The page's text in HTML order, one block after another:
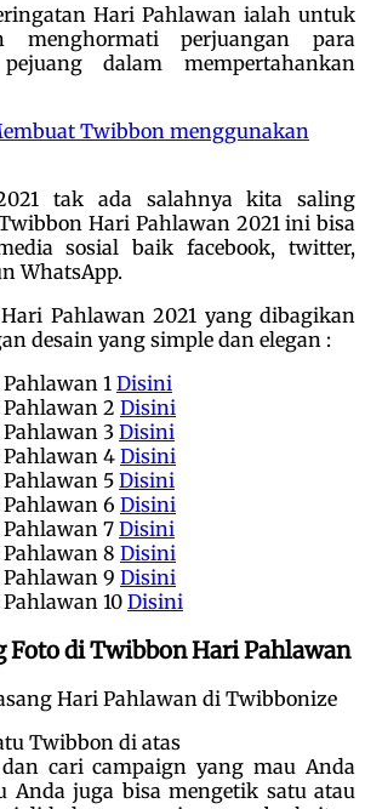
Hari Pahlawan ialah untuk
menghormati perjuangan para
dalam mempertahankan
Twibbon menggunakan
tak ada salahnya kita saling
Hari Pahlawan 2021 ini bisa
sosial baik facebook, twitter,
WhatsApp.
Pahlawan 2021 yang dibagikan
desain yang simple dan elegan :
1 Disini
2 Disini
3 Disini
4 Disini
5 Disini
6 Disini
7 Disini
8 Disini
9 Disini
10 Disini
Foto di Twibbon Hari Pahlawan
Hari Pahlawan di Twibbonize
Twibbon di atas
dan cari campaign yang mau Anda
Anda juga bisa mengetik satu atau